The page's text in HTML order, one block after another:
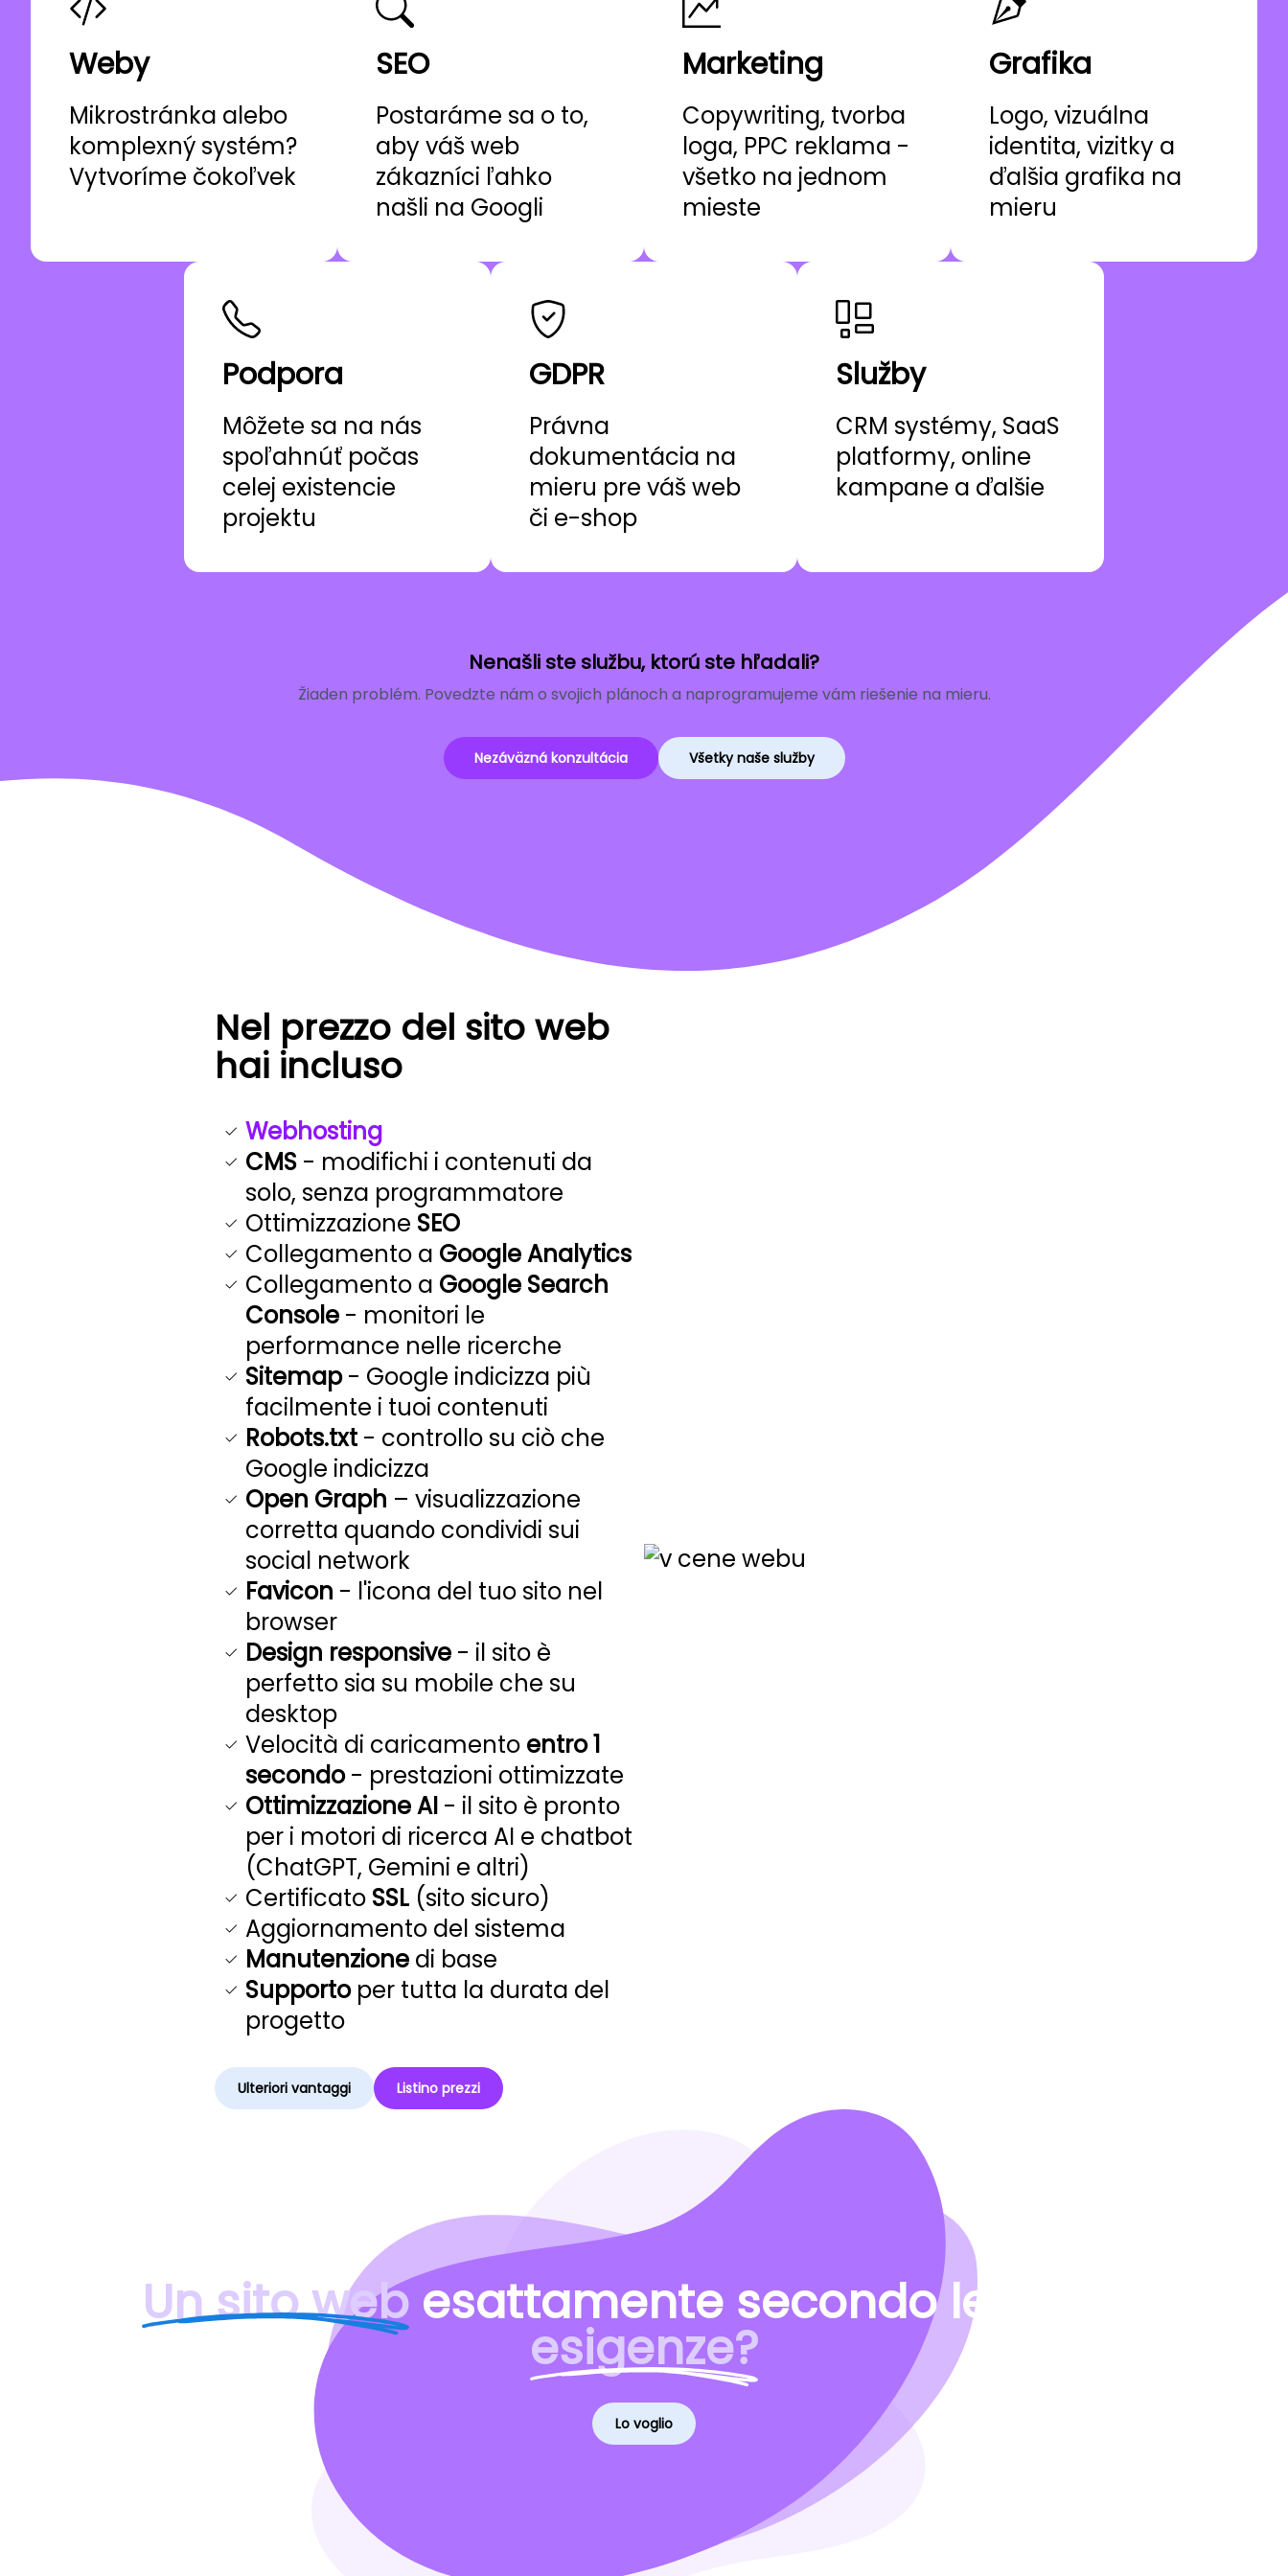
Weby
Mikrostránka alebo
komplexný systém?
Vytvoríme čokoľvek
SEO
Postaráme sa o to,
aby váš web
zákazníci ľahko
našli na Googli
Marketing
Copywriting, tvorba
loga, PPC reklama -
všetko na jednom
mieste
Grafika
Logo, vizuálna
identita, vizitky a
ďalšia grafika na
mieru
Podpora
Môžete sa na nás
spoľahnúť počas
celej existencie
projektu
GDPR
Právna
dokumentácia na
mieru pre váš web
či e-shop
Služby
CRM systémy, SaaS
platformy, online
kampane a ďalšie
Nenašli ste službu, ktorú ste hľadali?
Žiaden problém. Povedzte nám o svojich plánoch a naprogramujeme vám riešenie na mieru.
Nezáväzná konzultácia Všetky naše služby
Nel prezzo del sito web
hai incluso
Webhosting
CMS - modifichi i contenuti da
solo, senza programmatore
Ottimizzazione SEO
Collegamento a Google Analytics
Collegamento a Google Search
Console - monitori le
performance nelle ricerche
Sitemap- Google indicizza più
facilmente i tuoi contenuti
Robots.txt - controllo su ciò che
Google indicizza
Open Graph – visualizzazione
corretta quando condividi sui
social network
Favicon - l'icona del tuo sito nel
browser
Design responsive - il sito è
perfetto sia su mobile che su
desktop
Velocità di caricamento entro 1
secondo- prestazioni ottimizzate
Ottimizzazione AI - il sito è pronto
per i motori di ricerca AI e chatbot
(ChatGPT, Gemini e altri)
Certificato SSL (sito sicuro)
Aggiornamento del sistema
Manutenzione di base
Supportoper tutta la durata del
progetto
Ulteriori vantaggi Listino prezzi
Un sito web esattamente secondo le vostre
esigenze?
Lo voglio